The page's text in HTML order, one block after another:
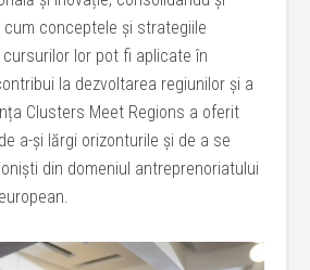
conceptele și strategiile
lor pot fi aplicate în
la dezvoltarea regiunilor și a
Clusters Meet Regions a oferit
a-și lărgi orizonturile și de a se
din domeniul antreprenoriatului